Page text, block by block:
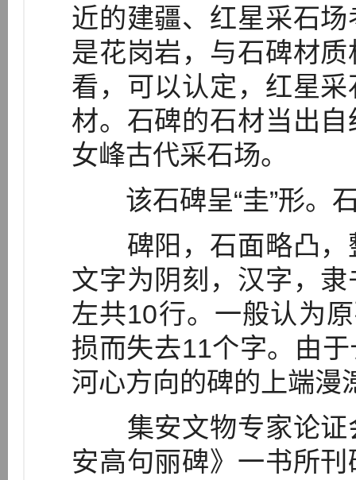
近的建疆、红星采石
是花岗岩，与石碑材
看，可以认定，红星
材。石碑的石材当出
女峰古代采石场。
该石碑呈“圭”形。
碑阳，石面略凸，
文字为阴刻，汉字，
左共10行。一般认为
损而失去11个字。由
河心方向的碑的上端漫
集安文物专家论证
安高句丽碑》一书所